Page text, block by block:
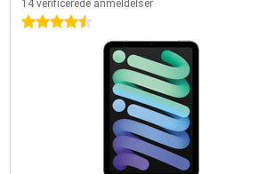
14 verificerede anmeldelser
4.5 stjerner